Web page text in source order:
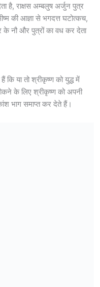
है, राक्षस अम्बलुष अर्जुन पुत्र
की आज्ञा से भगदत्त घटोत्कच,
के नौ और पुत्रों का वध कर देता
कि या तो श्रीकृष्ण को युद्ध में
के लिए श्रीकृष्ण को अपनी
भाग समाप्त कर देते हैं।